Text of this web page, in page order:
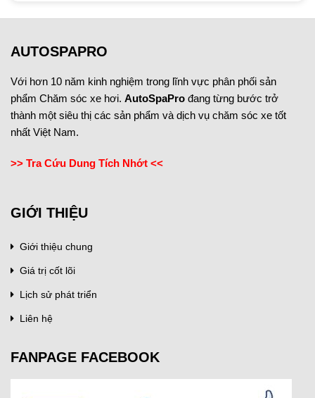
AUTOSPAPRO
Với hơn 10 năm kinh nghiệm trong lĩnh vực phân phối sản
phẩm Chăm sóc xe hơi. AutoSpaPro đang từng bước trở
thành một siêu thị các sản phẩm và dịch vụ chăm sóc xe tốt
nhất Việt Nam.
>> Tra Cứu Dung Tích Nhớt <<
GIỚI THIỆU
Giới thiệu chung
Giá trị cốt lõi
Lịch sử phát triển
Liên hệ
FANPAGE FACEBOOK